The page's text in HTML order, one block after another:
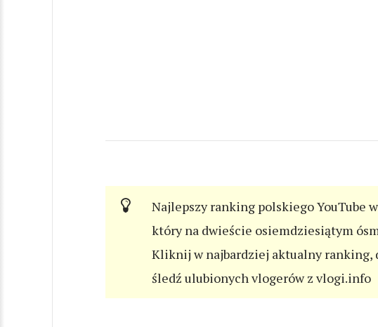
Najlepszy ranking polskiego YouTube
który na dwieście osiemdziesiątym
Kliknij w najbardziej aktualny ranking,
śledź ulubionych vlogerów z vlogi.info